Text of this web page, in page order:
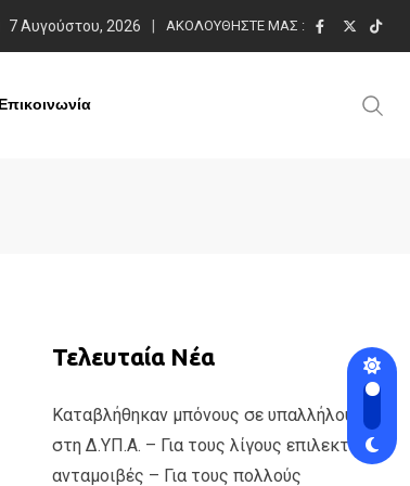
7 Αυγούστου, 2026 ΑΚΟΛΟΥΘΉΣΤΕ ΜΑΣ :
Επικοινωνία
Τελευταία Νέα
Καταβλήθηκαν μπόνους σε υπαλλήλους
στη Δ.ΥΠ.Α. – Για τους λίγους επιλεκτικές
ανταμοιβές – Για τους πολλούς